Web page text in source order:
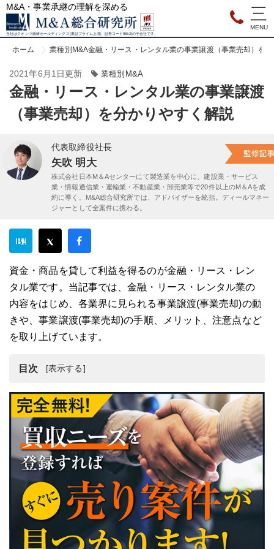
M&A・事業承継の理解を深める
当社はクオンツ総研ホールディングス(東証プライム上場、証券コード9552)の子会社です。
ホーム 業種別M&A金融・リース・レンタル業の事業譲渡（事業売却）を
2021年6月1日更新 業種別M&A
金融・リース・レンタル業の事業譲渡
（事業売却）を分かりやすく解説
代表取締役社長
矢吹 明大
株式会社日本M＆Aセンターにて製造業を中心に、建設業・サービス
業・情報通信業・運輸業・不動産業・卸売業等で20件以上のM＆Aを成
約に導く。M&A総合研究所では、アドバイザーを統括。ディールマネー
ジャーとして全案件に携わる。
資金・商品を貸して利益を得るのが金融・リース・レン
タル業です。当記事では、金融・リース・レンタル業の
内容をはじめ、各業界に見られる事業譲渡(事業売却)の動
きや、事業譲渡(事業売却)の手順、メリット、注意点など
を取り上げています。
目次
金融・リース・レンタル業の事業譲渡(事業売却)
金融・リース・レンタル業の事業譲渡(事業売却)動向
金融・リース・レンタル業の事業譲渡(事業売却)の手順
金融・リース・レンタル業を事業譲渡(事業売却)するメリ
ット
金融・リース・レンタル業の事業譲渡(事業売却)の注意点
金融・リース・レンタル業の事業譲渡(事業売却)の相談先